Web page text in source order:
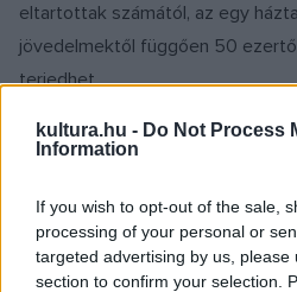
kultura.hu - Do Not Process
Information
If you wish to opt-out of the sale,
processing of your personal or
targeted advertising by us, please
section to confirm your selection.
eltartottak számától, az egy
jövedelmektől függően 50
terjedhet.
A kérelmeket kizárólag
még karácsony előtt dönt.
Ha a benyújtott igények